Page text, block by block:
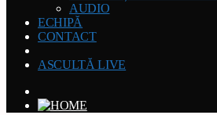
AUDIO
ECHIPĂ
CONTACT
ASCULTĂ LIVE